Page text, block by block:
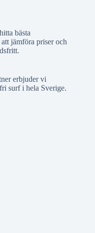
bästa
jämföra priser och
erbjuder vi
surf i hela Sverige.